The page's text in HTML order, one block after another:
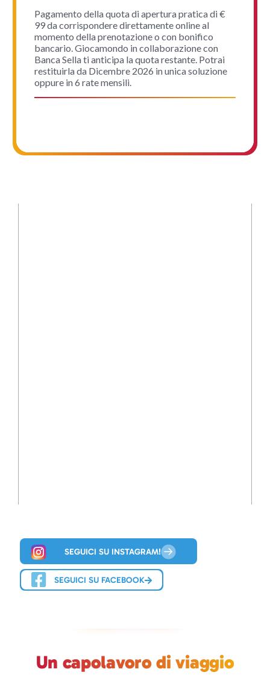
Pagamento della quota di apertura pratica di €
99 da corrispondere direttamente online al
momento della prenotazione o con bonifico
bancario. Giocamondo in collaborazione con
Banca Sella ti anticipa la quota restante. Potrai
restituirla da Dicembre 2026 in unica soluzione
oppure in 6 rate mensili.
SEGUICI SU INSTAGRAM!
SEGUICI SU FACEBOOK
Un capolavoro di viaggio